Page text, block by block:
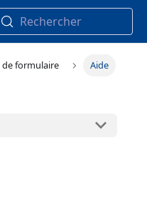
Rechercher
formulaire Aide